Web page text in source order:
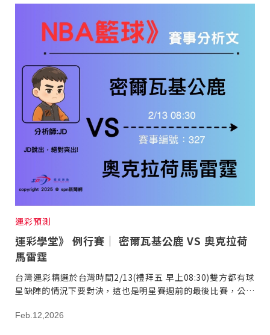
運彩預測
運彩學堂》 例行賽｜ 密爾瓦基公鹿 VS 奧克拉荷
馬雷霆
台灣運彩精選於台灣時間2/13(禮拜五 早上08:30)雙方都有球
星缺陣的情況下要對決，這也是明星賽週前的最後比賽，公鹿
介紹。
Feb.12,2026